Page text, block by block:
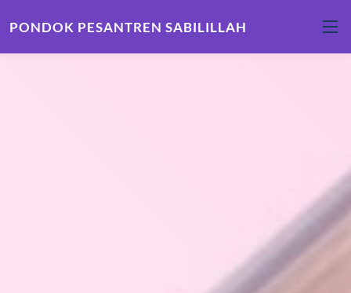
PONDOK PESANTREN SABILILLAH